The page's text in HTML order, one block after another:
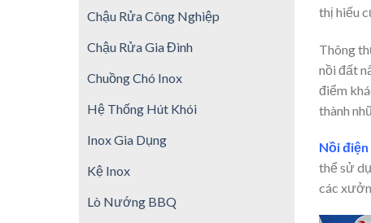
Chậu Rửa Công Nghiệp
Chậu Rửa Gia Đình
Chuồng Chó Inox
Hệ Thống Hút Khói
Inox Gia Dụng
Kệ Inox
Lò Nướng BBQ
thị hiếu
Thông
nồi đất
điểm
thành
Nồi
thể sử
các